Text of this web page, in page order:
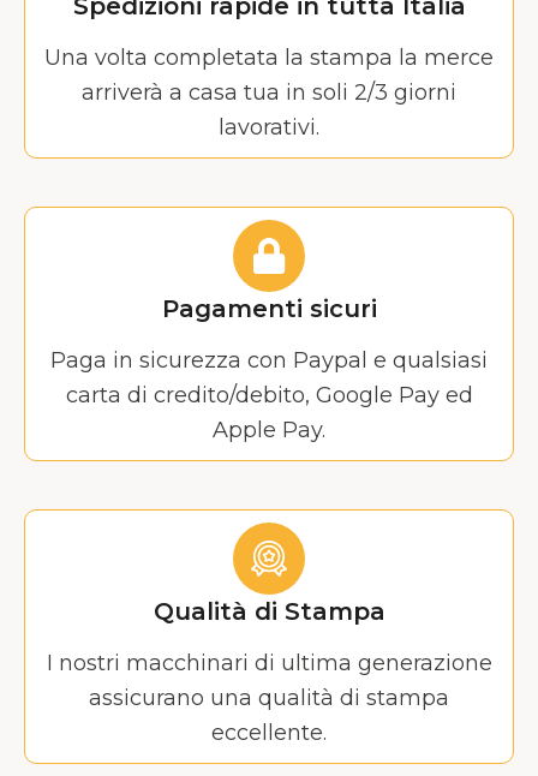
Spedizioni rapide in tutta Italia
Una volta completata la stampa la merce
arriverà a casa tua in soli 2/3 giorni
lavorativi.
Pagamenti sicuri
Paga in sicurezza con Paypal e qualsiasi
carta di credito/debito, Google Pay ed
Apple Pay.
Qualità di Stampa
I nostri macchinari di ultima generazione
assicurano una qualità di stampa
eccellente.